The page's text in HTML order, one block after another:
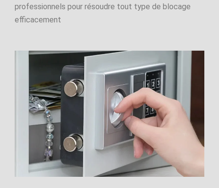
professionnels pour résoudre tout type de blocage
efficacement